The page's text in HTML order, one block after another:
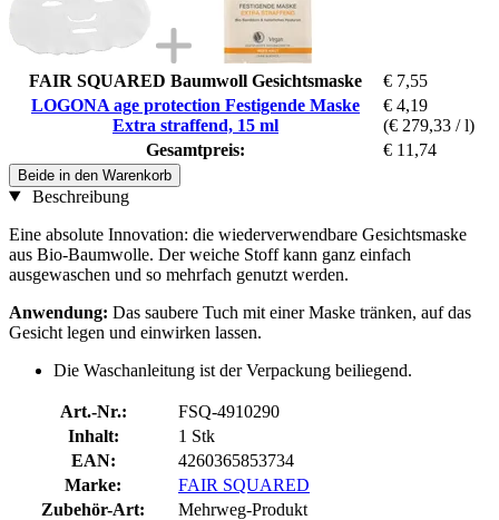
FAIR SQUARED Baumwoll Gesichtsmaske
€ 7,55
LOGONA age protection Festigende Maske
Extra straffend, 15 ml
€ 4,19
(€ 279,33 / l)
Gesamtpreis:
€ 11,74
Beide in den Warenkorb
Beschreibung
Eine absolute Innovation: die wiederverwendbare Gesichtsmaske
aus Bio-Baumwolle. Der weiche Stoff kann ganz einfach
ausgewaschen und so mehrfach genutzt werden.
Anwendung: Das saubere Tuch mit einer Maske tränken, auf das
Gesicht legen und einwirken lassen.
Die Waschanleitung ist der Verpackung beiliegend.
Art.-Nr.:
FSQ-4910290
Inhalt:
1 Stk
EAN:
4260365853734
Marke:
FAIR SQUARED
Zubehör-Art:
Mehrweg-Produkt